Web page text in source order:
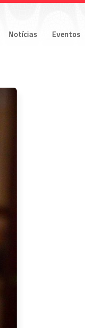
Notícias Eventos